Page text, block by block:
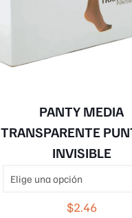
PANTY MEDIA
TRANSPARENTE
INVISIBLE
$2.46